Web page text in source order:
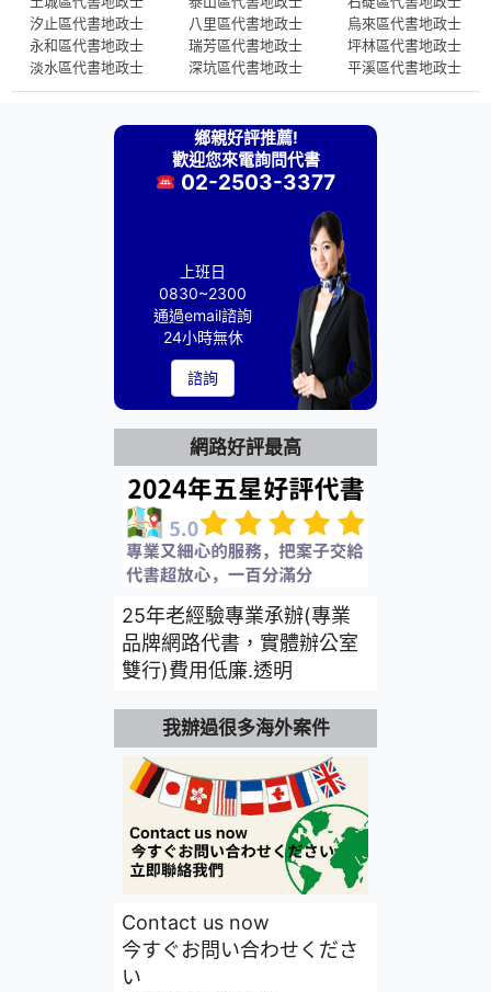
汐止區代書地政士
永和區代書地政士
淡水區代書地政士
八里區代書地政士
瑞芳區代書地政士
深坑區代書地政士
烏來區代書地政士
坪林區代書地政士
平溪區代書地政士
鄉親好評推薦!
歡迎您來電詢問代書
02-2503-3377
上班日
0830~2300
通過email諮詢
24小時無休
諮詢
網路好評最高
25年老經驗專業承辦(專業
品牌網路代書，實體辦公室
雙行)費用低廉.透明
我辦過很多海外案件
Contact us now
今すぐお問い合わせくださ
い